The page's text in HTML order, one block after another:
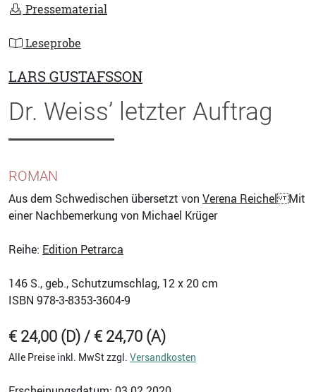
Pressematerial
Leseprobe
LARS GUSTAFSSON
Dr. Weiss’ letzter Auftrag
ROMAN
Aus dem Schwedischen übersetzt von Verena ReichelMit
einer Nachbemerkung von Michael Krüger
Reihe: Edition Petrarca
146 S., geb., Schutzumschlag, 12 x 20 cm
ISBN 978-3-8353-3604-9
€ 24,00 (D) / € 24,70 (A)
Alle Preise inkl. MwSt zzgl. Versandkosten